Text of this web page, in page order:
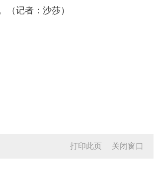
记者：沙莎）
打印此页 关闭窗口